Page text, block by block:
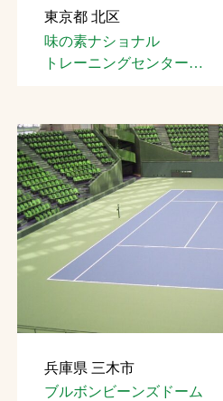
東京都 北区
味の素ナショナル
トレーニングセンター
兵庫県 三木市
ブルボンビーンズドーム